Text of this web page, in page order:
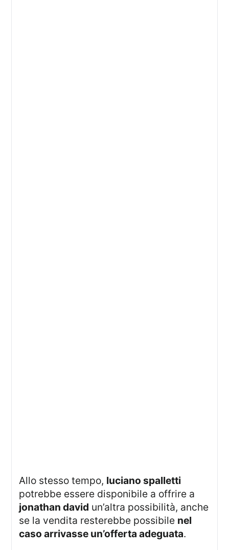
Allo stesso tempo, luciano spalletti
potrebbe essere disponibile a offrire a
jonathan david un’altra possibilità, anche
se la vendita resterebbe possibile nel
caso arrivasse un’offerta adeguata.